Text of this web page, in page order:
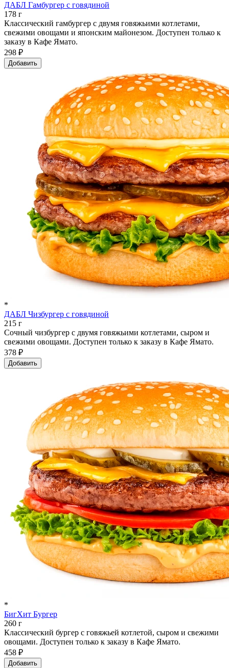
ДАБЛ Гамбургер с говядиной
178 г
Классический гамбургер с двумя говяжьими котлетами,
свежими овощами и японским майонезом. Доступен только к
заказу в Кафе Ямато.
298 ₽
Добавить
*
ДАБЛ Чизбургер с говядиной
215 г
Сочный чизбургер с двумя говяжьими котлетами, сыром и
свежими овощами. Доступен только к заказу в Кафе Ямато.
378 ₽
Добавить
*
БигХит Бургер
260 г
Классический бургер с говяжьей котлетой, сыром и свежими
овощами. Доступен только к заказу в Кафе Ямато.
458 ₽
Добавить